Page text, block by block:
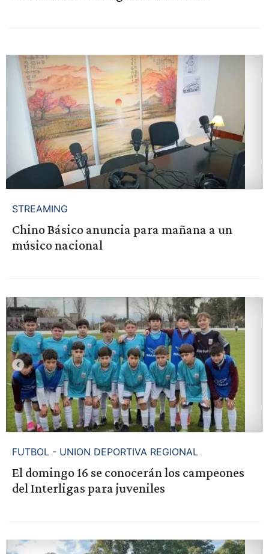
STREAMING
Chino Básico anuncia para mañana a un
músico nacional
FUTBOL - UNION DEPORTIVA REGIONAL
El domingo 16 se conocerán los campeones
del Interligas para juveniles